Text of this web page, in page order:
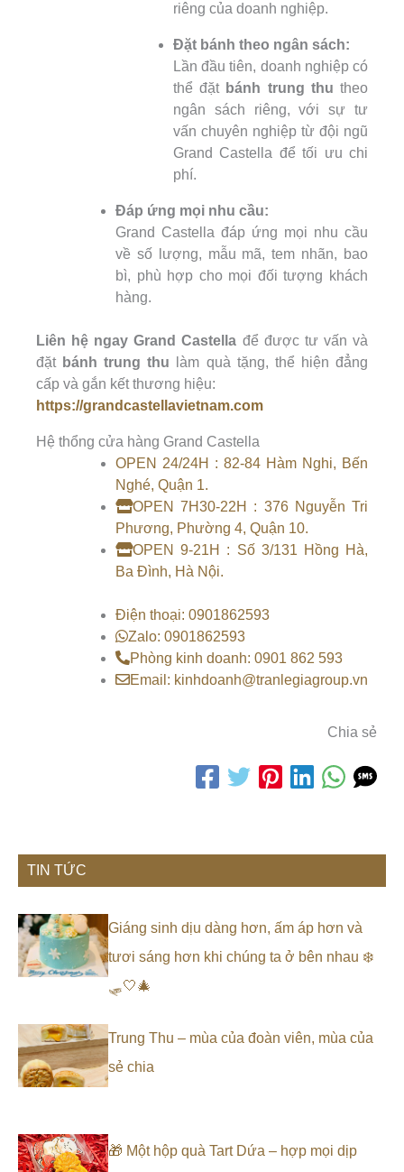
riêng của doanh nghiệp.
Đặt bánh theo ngân sách:
Lần đầu tiên, doanh nghiệp có
thể đặt bánh trung thu theo
ngân sách riêng, với sự tư
vấn chuyên nghiệp từ đội ngũ
Grand Castella để tối ưu chi
phí.
Đáp ứng mọi nhu cầu:
Grand Castella đáp ứng mọi nhu cầu
về số lượng, mẫu mã, tem nhãn, bao
bì, phù hợp cho mọi đối tượng khách
hàng.
Liên hệ ngay Grand Castella để được tư vấn và
đặt bánh trung thu làm quà tặng, thể hiện đẳng
cấp và gắn kết thương hiệu:
https://grandcastellavietnam.com
Hệ thổng cửa hàng Grand Castella
OPEN 24/24H : 82-84 Hàm Nghi, Bến
Nghé, Quận 1.
OPEN 7H30-22H : 376 Nguyễn Tri
Phương, Phường 4, Quận 10.
OPEN 9-21H : Số 3/131 Hồng Hà,
Ba Đình, Hà Nội.
Điện thoại: 0901862593
Zalo: 0901862593
Phòng kinh doanh: 0901 862 593
Email: kinhdoanh@tranlegiagroup.vn
Chia sẻ
TIN TỨC
Giáng sinh dịu dàng hơn, ấm áp hơn và
tươi sáng hơn khi chúng ta ở bên nhau ❄️
🛷🤍🎄
Trung Thu – mùa của đoàn viên, mùa của
sẻ chia
🎁 Một hộp quà Tart Dứa – hợp mọi dịp